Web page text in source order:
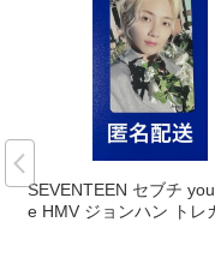
SEVENTEEN セブチ
e HMV ジョンハン トレ